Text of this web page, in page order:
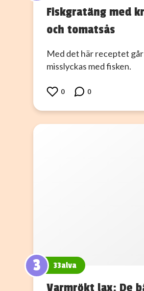
Fiskgratäng med
och tomatsås
Med det här receptet
misslyckas med fisken.
0 0
3 33alva
Varmrökt lax: De